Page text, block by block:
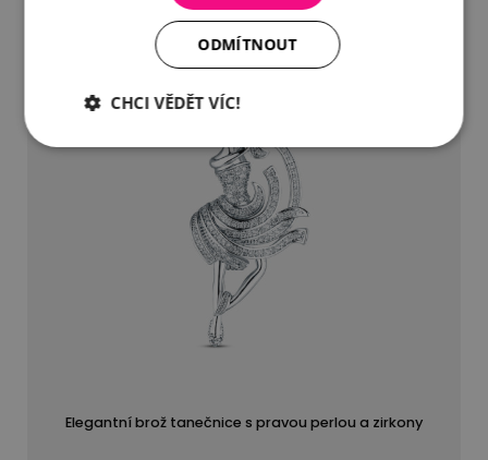
Elegantní brož tanečnice s pravou perlou a zirkony
ODMÍTNOUT
CHCI VĚDĚT VÍC!